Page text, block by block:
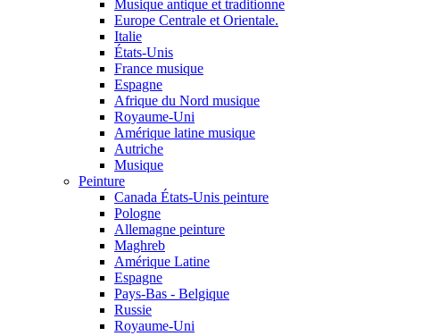
Musique antique et traditionne
Europe Centrale et Orientale.
Italie
États-Unis
France musique
Espagne
Afrique du Nord musique
Royaume-Uni
Amérique latine musique
Autriche
Musique
Peinture
Canada États-Unis peinture
Pologne
Allemagne peinture
Maghreb
Amérique Latine
Espagne
Pays-Bas - Belgique
Russie
Royaume-Uni